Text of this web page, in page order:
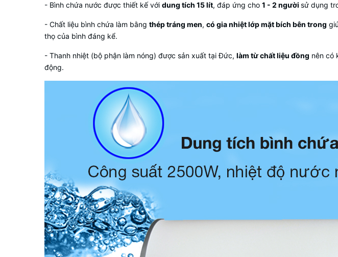
- Bình chứa nước được thiết kế với dung tích 15 lít, đáp ứng cho 1 - 2 người sử dụng
- Chất liệu bình chứa làm bằng thép tráng men, có gia nhiệt lớp mặt bích bên trong
thọ của bình đáng kể.
- Thanh nhiệt (bộ phận làm nóng) được sản xuất tại Đức, làm từ chất liệu đồng nên có
động.